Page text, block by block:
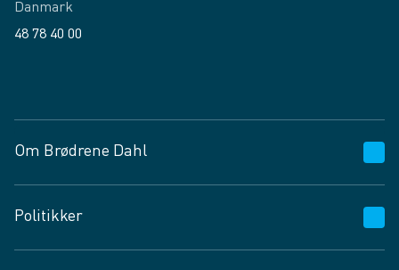
Danmark
48 78 40 00
Om Brødrene Dahl
Vagttelefon 30 10 89 89
Spørgsmål og svar
Politikker